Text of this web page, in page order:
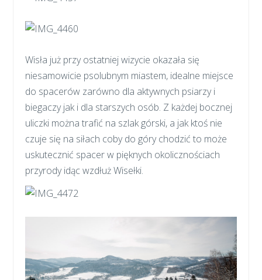
Wisła już przy ostatniej wizycie okazała się
niesamowicie psolubnym miastem, idealne miejsce
do spacerów zarówno dla aktywnych psiarzy i
biegaczy jak i dla starszych osób. Z każdej bocznej
uliczki można trafić na szlak górski, a jak ktoś nie
czuje się na siłach coby do góry chodzić to może
uskutecznić spacer w pięknych okolicznościach
przyrody idąc wzdłuż Wisełki.